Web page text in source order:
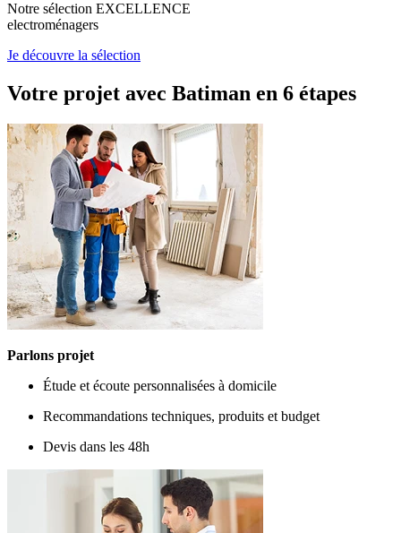
Notre sélection EXCELLENCE
electroménagers
Je découvre la sélection
Votre projet avec Batiman en 6 étapes
Parlons projet
Étude et écoute personnalisées à domicile
Recommandations techniques, produits et budget
Devis dans les 48h